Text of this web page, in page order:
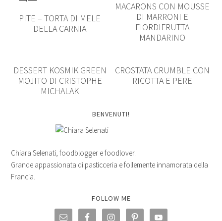
PITE – TORTA DI MELE
DELLA CARNIA
MACARONS CON MOUSSE
DI MARRONI E
FIORDIFRUTTA
MANDARINO
DESSERT KOSMIK GREEN
MOJITO DI CRISTOPHE
MICHALAK
CROSTATA CRUMBLE CON
RICOTTA E PERE
BENVENUTI!
Chiara Selenati, foodblogger e foodlover.
Grande appassionata di pasticceria e follemente innamorata della
Francia.
FOLLOW ME